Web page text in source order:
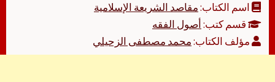
اسم الكتاب:مقاصد الشريعة الإسلامية
قسم كتب:أصول الفقه
مؤلف الكتاب:محمد مصطفى الزحيلي